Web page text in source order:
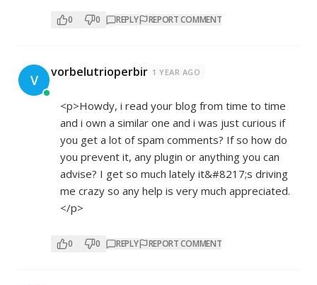
0 0 REPLY REPORT COMMENT
V vorbelutrioperbir 1 YEAR AGO
<p>Howdy, i read your blog from time to time
and i own a similar one and i was just curious if
you get a lot of spam comments? If so how do
you prevent it, any plugin or anything you can
advise? I get so much lately it&#8217;s driving
me crazy so any help is very much appreciated.
</p>
0 0 REPLY REPORT COMMENT